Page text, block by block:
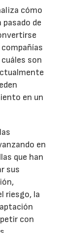
cómo
de
son
en un
en
que han
sus
riesgo, la
con